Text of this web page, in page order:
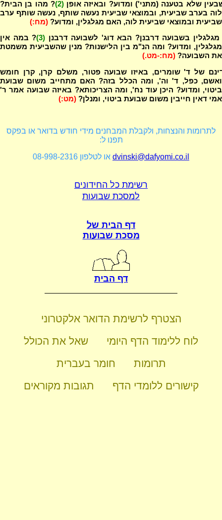
שלא בטענה (מתני') ומדוע? ובאיזה אופן(2)
? מהו בן הבית?
לוה בערב שביעית, ובמוצאי שביעית נעשה שותף, נעשה שותף ערב
שביעית ובמוצאי שביעית לוה, האם מגלגלין, ומדוע? (מח:)
בשבועה דרבנן? הבא דוג' לשבועה דרבנן (3)
? במה אין
מגלגלין, ומדוע? ומה הנ"מ בין הלישנות? מנין שהשביעית משמטת
את השבועה? (מח:-מט.)
של ד' שומרים, באיזו שבועה פטור, משלם קרן, קרן חומש
ואשם, כפל, ד' וה', ומה הכלל בזה? האם מתחייב משום שבועת
ביטוי, ומדוע? היכן עוד נח', ומה הצריכותא? באיזה שבועה אמר ר'
אמי דאין חייבין משום שבועת ביטוי, ומנלן? (מט:)
לתרומות והנצחות, ולקבלת המבחנים מידי חודש בדואר או בפקס
תפנו ל:
dvinski@dafyomi.co.il או לטלפון 08-998-2316
רשימת כל החידונים
למסכת שבועות
דף הבית של
מסכת שבועות
דף הבית
הצטרף לרשימת הדואר אלקטרוני
שאל את הכולל
לוח ללימוד הדף היומי
חומר בעברית
תרומות
תגובות מקוראים
קישורים ללומדי הדף